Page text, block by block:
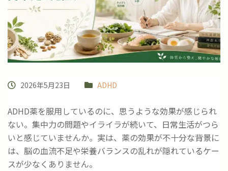
2026年5月23日 ADHD
ADHD薬を服用しているのに、思うような効果が感じられ
ない。集中力の問題やイライラが続いて、日常生活がつら
いと感じていませんか。実は、薬の効果が不十分な背景に
は、脳の血流不足や栄養バランスの乱れが隠れているケー
スが少なくありません。